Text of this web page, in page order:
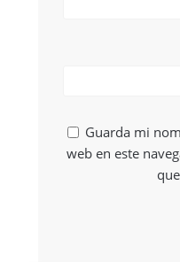
Guarda mi
web en este